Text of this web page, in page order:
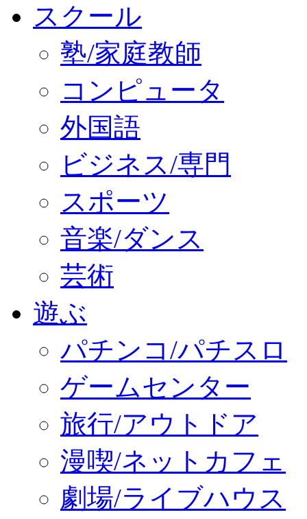
スクール
塾/家庭教師
コンピュータ
外国語
ビジネス/専門
スポーツ
音楽/ダンス
芸術
遊ぶ
パチンコ/パチスロ
ゲームセンター
旅行/アウトドア
漫喫/ネットカフェ
劇場/ライブハウス